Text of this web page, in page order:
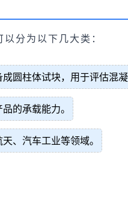
分为以下几大类：
圆柱体试块，用于评估混凝
的承载能力。
、汽车工业等领域。